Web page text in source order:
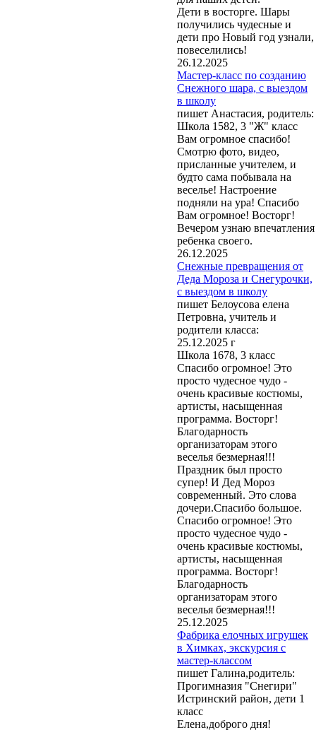
Дети в восторге. Шары
получились чудесные и
дети про Новый год узнали,
повеселились!
26.12.2025
Мастер-класс по созданию
Снежного шара, с выездом
в школу
пишет Анастасия, родитель:
Школа 1582, 3 "Ж" класс
Вам огромное спасибо!
Смотрю фото, видео,
присланные учителем, и
будто сама побывала на
веселье! Настроение
подняли на ура! Спасибо
Вам огромное! Восторг!
Вечером узнаю впечатления
ребенка своего.
26.12.2025
Снежные превращения от
Деда Мороза и Снегурочки,
с выездом в школу
пишет Белоусова елена
Петровна, учитель и
родители класса:
25.12.2025 г
Школа 1678, 3 класс
Спасибо огромное! Это
просто чудесное чудо -
очень красивые костюмы,
артисты, насыщенная
программа. Восторг!
Благодарность
организаторам этого
веселья безмерная!!!
Праздник был просто
супер! И Дед Мороз
современный. Это слова
дочери.Спасибо большое.
Спасибо огромное! Это
просто чудесное чудо -
очень красивые костюмы,
артисты, насыщенная
программа. Восторг!
Благодарность
организаторам этого
веселья безмерная!!!
25.12.2025
Фабрика елочных игрушек
в Химках, экскурсия с
мастер-классом
пишет Галина,родитель:
Прогимназия "Снегири"
Истринский район, дети 1
класс
Елена,доброго дня!